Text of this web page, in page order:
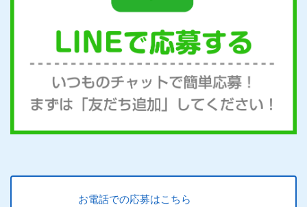
お電話での応募はこちら